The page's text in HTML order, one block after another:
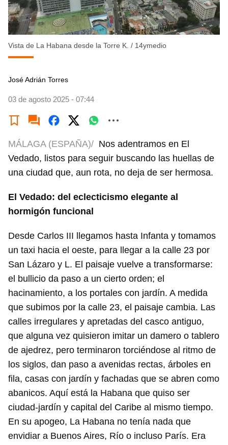
Vista de La Habana desde la Torre K. / 14ymedio
José Adrián Torres
03 de agosto 2025 - 07:44
MÁLAGA (ESPAÑA)/ Nos adentramos en El
Vedado, listos para seguir buscando las huellas de
una ciudad que, aun rota, no deja de ser hermosa.
El Vedado: del eclecticismo elegante al
hormigón funcional
Desde Carlos III llegamos hasta Infanta y tomamos
un taxi hacia el oeste, para llegar a la calle 23 por
San Lázaro y L. El paisaje vuelve a transformarse:
el bullicio da paso a un cierto orden; el
hacinamiento, a los portales con jardín. A medida
que subimos por la calle 23, el paisaje cambia. Las
calles irregulares y apretadas del casco antiguo,
que alguna vez quisieron imitar un damero o tablero
de ajedrez, pero terminaron torciéndose al ritmo de
los siglos, dan paso a avenidas rectas, árboles en
fila, casas con jardín y fachadas que se abren como
abanicos. Aquí está la Habana que quiso ser
ciudad-jardín y capital del Caribe al mismo tiempo.
En su apogeo, La Habana no tenía nada que
envidiar a Buenos Aires, Río o incluso París. Era